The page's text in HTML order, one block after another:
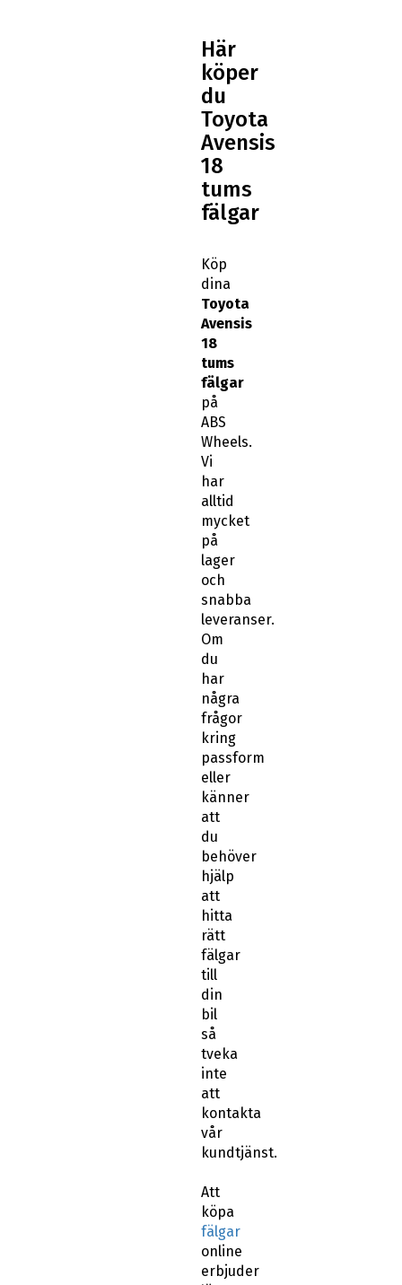
Här
köper
du
Toyota
Avensis
18
tums
fälgar
Köp
dina
Toyota
Avensis
18
tums
fälgar
på
ABS
Wheels.
Vi
har
alltid
mycket
på
lager
och
snabba
leveranser.
Om
du
har
några
frågor
kring
passform
eller
känner
att
du
behöver
hjälp
att
hitta
rätt
fälgar
till
din
bil
så
tveka
inte
att
kontakta
vår
kundtjänst.
Att
köpa
fälgar
online
erbjuder